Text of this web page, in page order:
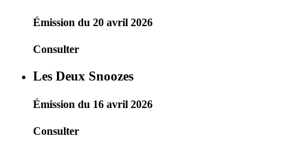
Émission du 20 avril 2026
Consulter
Les Deux Snoozes
Émission du 16 avril 2026
Consulter